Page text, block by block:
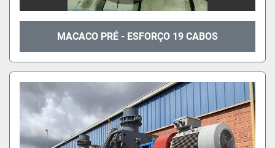
MACACO PRÉ - ESFORÇO 19 CABOS